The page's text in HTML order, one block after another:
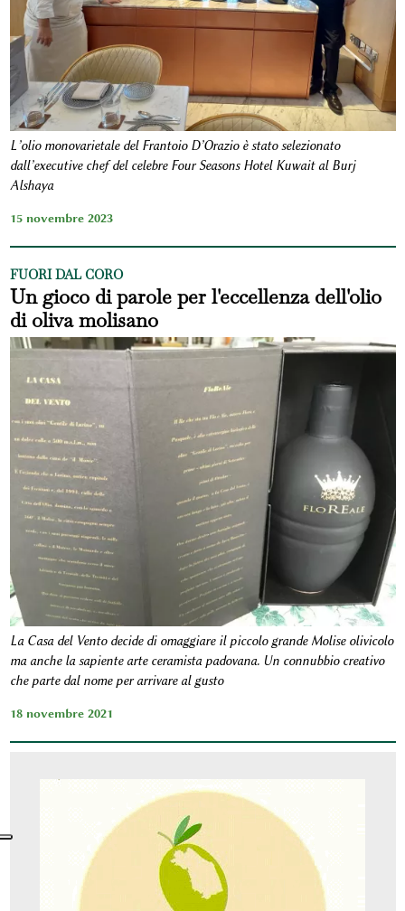
L’olio monovarietale del Frantoio D’Orazio è stato selezionato
dall’executive chef del celebre Four Seasons Hotel Kuwait al Burj
Alshaya
15 novembre 2023
FUORI DAL CORO
Un gioco di parole per l'eccellenza dell'olio
di oliva molisano
La Casa del Vento decide di omaggiare il piccolo grande Molise olivicolo
ma anche la sapiente arte ceramista padovana. Un connubbio creativo
che parte dal nome per arrivare al gusto
18 novembre 2021